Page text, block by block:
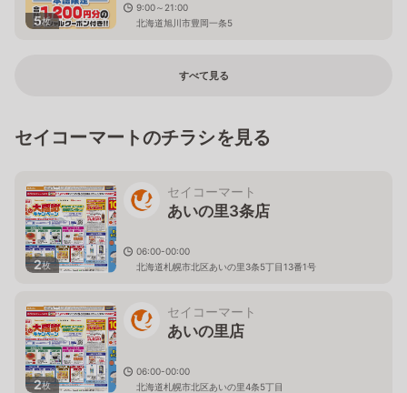
5枚
9:00～21:00
北海道旭川市豊岡一条5
すべて見る
セイコーマートのチラシを見る
2枚
セイコーマート
あいの里3条店
06:00-00:00
北海道札幌市北区あいの里3条5丁目13番1号
2枚
セイコーマート
あいの里店
06:00-00:00
北海道札幌市北区あいの里4条5丁目